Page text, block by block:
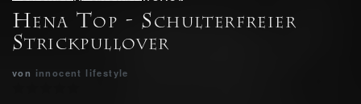
Hena Top - Schulterfreier
Strickpullover
von innocent lifestyle